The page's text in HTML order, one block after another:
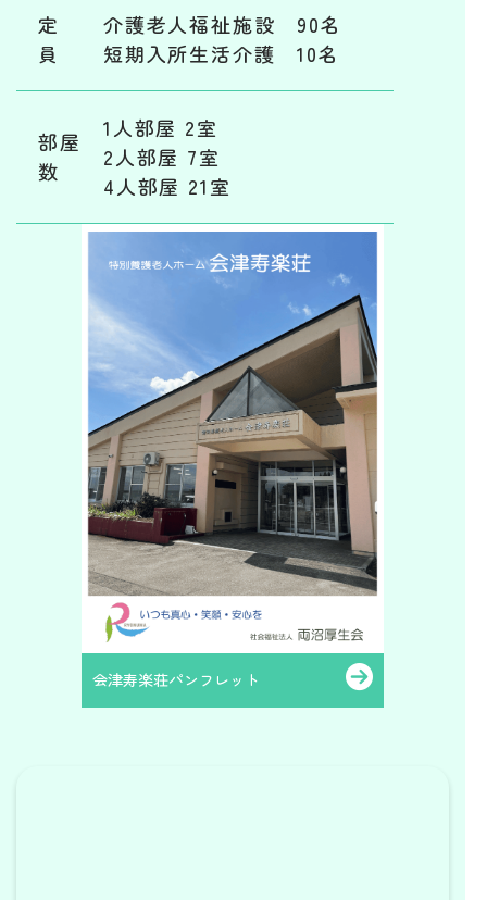
定
員
介護老人福祉施設 90名
短期入所生活介護 10名
部屋
数
1人部屋 2室
2人部屋 7室
4人部屋 21室
会津寿楽荘パンフレット